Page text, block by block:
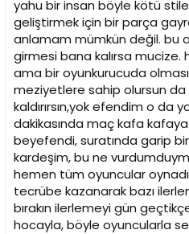
yahu bir insan böyle kötü
geliştirmek için bir parça
anlamam mümkün değil. bu
girmesi bana kalırsa
ama bir oyunkurucuda
meziyetlere sahip olursun da
kaldırırsın,yok efendim o da
dakikasında maç kafa
beyefendi, suratında garip
kardeşim, bu ne
hemen tüm oyuncular
tecrübe kazanarak bazı
bırakın ilerlemeyi gün
hocayla, böyle oyuncularla